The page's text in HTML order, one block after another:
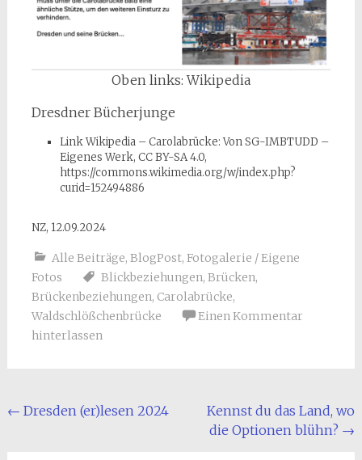
Oben links: Wikipedia
Dresdner Bücherjunge
Link Wikipedia – Carolabrücke: Von SG-IMBTUDD –
Eigenes Werk, CC BY-SA 4.0,
https://commons.wikimedia.org/w/index.php?
curid=152494886
NZ, 12.09.2024
Alle Beiträge, BlogPost, Fotogalerie / Eigene
Fotos
Blickbeziehungen, Brücken,
Brückenbeziehungen, Carolabrücke,
Waldschlößchenbrücke
Einen Kommentar
hinterlassen
Beitragsnavigation
← Dresden (er)lesen 2024
Kennst du das Land, wo
die Optionen blühn? →